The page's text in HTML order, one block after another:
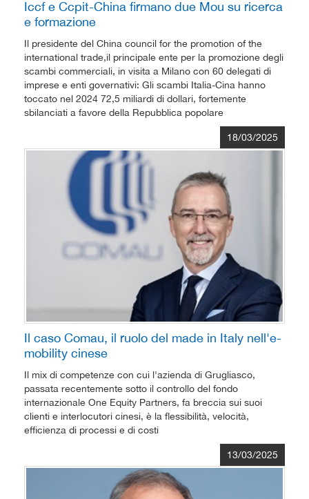
Iccf e Ccpit-China firmano due Mou su ricerca
e formazione
Il presidente del China council for the promotion of the
international trade,il principale ente per la promozione degli
scambi commerciali, in visita a Milano con 60 delegati di
imprese e enti governativi: Gli scambi Italia-Cina hanno
toccato nel 2024 72,5 miliardi di dollari, fortemente
sbilanciati a favore della Repubblica popolare
18/03/2025
Il caso Comau, il ruolo del made in Italy nell'e-
mobility cinese
Il mix di competenze con cui l'azienda di Grugliasco,
passata recentemente sotto il controllo del fondo
internazionale One Equity Partners, fa breccia sui suoi
clienti e interlocutori cinesi, è la flessibilità, velocità,
efficienza di processi e di costi
13/03/2025